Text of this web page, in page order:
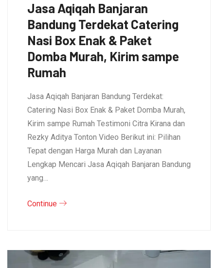
Jasa Aqiqah Banjaran
Bandung Terdekat Catering
Nasi Box Enak & Paket
Domba Murah, Kirim sampe
Rumah
Jasa Aqiqah Banjaran Bandung Terdekat:
Catering Nasi Box Enak & Paket Domba Murah,
Kirim sampe Rumah Testimoni Citra Kirana dan
Rezky Aditya Tonton Video Berikut ini: Pilihan
Tepat dengan Harga Murah dan Layanan
Lengkap Mencari Jasa Aqiqah Banjaran Bandung
yang…
Continue